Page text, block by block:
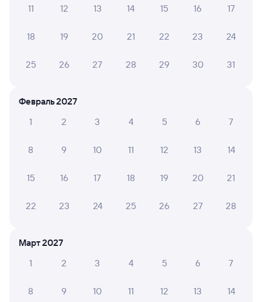
А ещё здесь можно найти
Обратные билеты из Ружино в Яшкино
Отели
11 12 13 14 15 16 17
18 19 20 21 22 23 24
25 26 27 28 29 30 31
Февраль 2027
1
2 3 4 5 6 7
8 9 10 11 12 13 14
15 16 17 18 19 20 21
22 23 24 25 26 27 28
Март 2027
1
2 3 4 5 6 7
8 9 10 11 12 13 14